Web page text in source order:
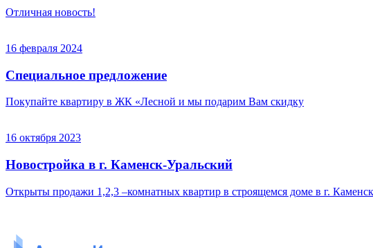
Отличная новость!
16 февраля 2024
Специальное предложение
Покупайте квартиру в ЖК «Лесной и мы подарим Вам скидку
16 октября 2023
Новостройка в г. Каменск-Уральский
Открыты продажи 1,2,3 –комнатных квартир в строящемся доме в г.